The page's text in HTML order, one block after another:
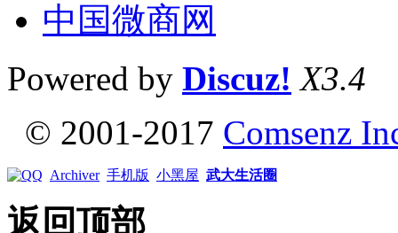
中国微商网
Powered by Discuz! X3.4
© 2001-2017 Comsenz
Archiver 手机版 小黑屋 武大生活圈
返回顶部